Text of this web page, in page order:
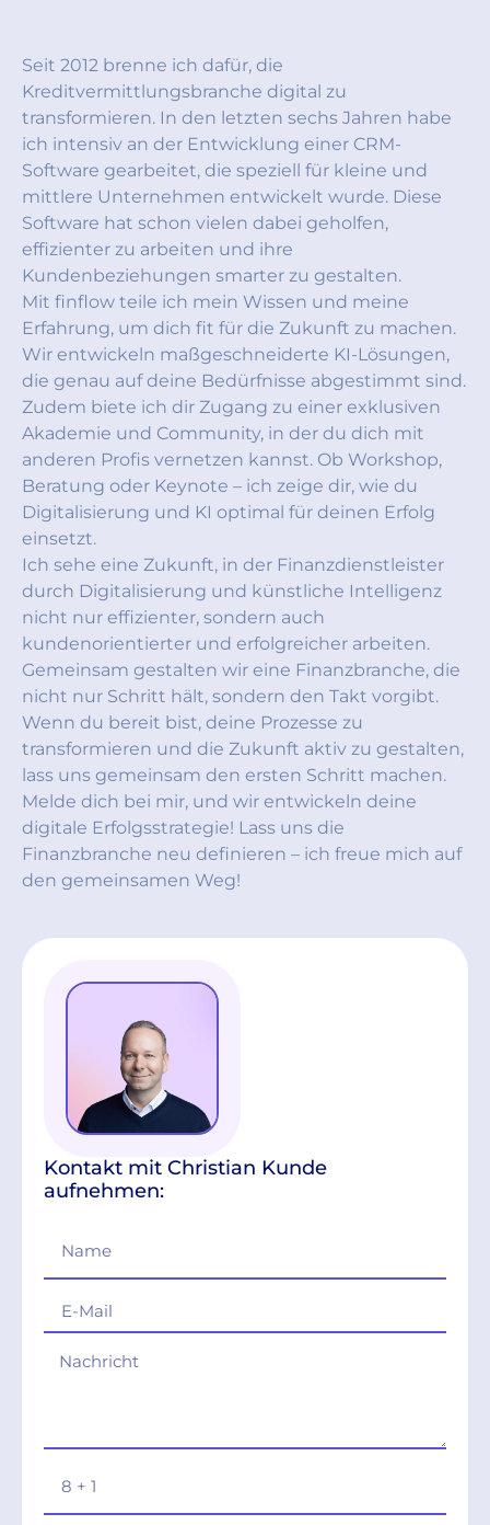
Seit 2012 brenne ich dafür, die
Kreditvermittlungsbranche digital zu
transformieren. In den letzten sechs Jahren habe
ich intensiv an der Entwicklung einer CRM-
Software gearbeitet, die speziell für kleine und
mittlere Unternehmen entwickelt wurde. Diese
Software hat schon vielen dabei geholfen,
effizienter zu arbeiten und ihre
Kundenbeziehungen smarter zu gestalten.
Mit finflow teile ich mein Wissen und meine
Erfahrung, um dich fit für die Zukunft zu machen.
Wir entwickeln maßgeschneiderte KI-Lösungen,
die genau auf deine Bedürfnisse abgestimmt sind.
Zudem biete ich dir Zugang zu einer exklusiven
Akademie und Community, in der du dich mit
anderen Profis vernetzen kannst. Ob Workshop,
Beratung oder Keynote – ich zeige dir, wie du
Digitalisierung und KI optimal für deinen Erfolg
einsetzt.
Ich sehe eine Zukunft, in der Finanzdienstleister
durch Digitalisierung und künstliche Intelligenz
nicht nur effizienter, sondern auch
kundenorientierter und erfolgreicher arbeiten.
Gemeinsam gestalten wir eine Finanzbranche, die
nicht nur Schritt hält, sondern den Takt vorgibt.
Wenn du bereit bist, deine Prozesse zu
transformieren und die Zukunft aktiv zu gestalten,
lass uns gemeinsam den ersten Schritt machen.
Melde dich bei mir, und wir entwickeln deine
digitale Erfolgsstrategie! Lass uns die
Finanzbranche neu definieren – ich freue mich auf
den gemeinsamen Weg!
Kontakt mit Christian Kunde
aufnehmen: